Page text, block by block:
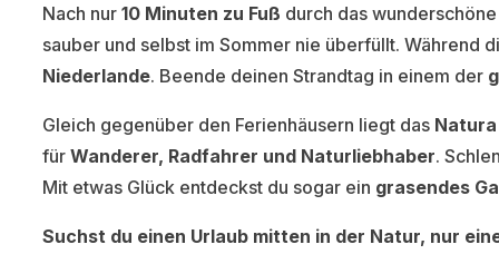
Nach nur 10 Minuten zu Fuß durch das
sauber und selbst im Sommer nie überfüllt. Während
Niederlande. Beende deinen Strandtag in einem der
Gleich gegenüber den Ferienhäusern liegt das
für Wanderer, Radfahrer und Naturliebhaber.
Mit etwas Glück entdeckst du sogar ein grasendes
Suchst du einen Urlaub mitten in der Natur, nur